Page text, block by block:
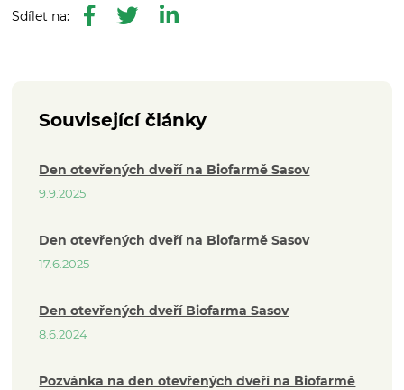
Související články
Den otevřených dveří na Biofarmě Sasov
9.9.2025
Den otevřených dveří na Biofarmě Sasov
17.6.2025
Den otevřených dveří Biofarma Sasov
8.6.2024
Pozvánka na den otevřených dveří na Biofarmě